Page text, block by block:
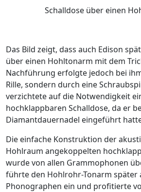
Schalldose über einen
Das Bild zeigt, dass auch Edison
über einen Hohltonarm mit dem
Nachführung erfolgte jedoch bei
Rille, sondern durch eine
verzichtete auf die Notwendigkeit
hochklappbaren Schalldose, da er
Diamantdauernadel eingeführt
Die einfache Konstruktion der
Hohlraum angekoppelten
wurde von allen Grammophonen
führte den Hohlrohr-Tonarm später
Phonographen ein und profitierte